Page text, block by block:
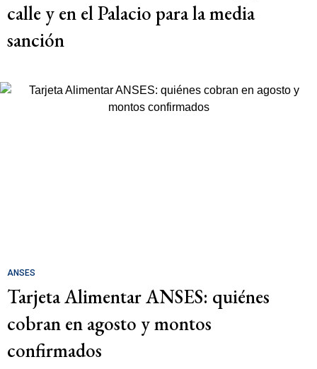
calle y en el Palacio para la media
sanción
ANSES
Tarjeta Alimentar ANSES: quiénes
cobran en agosto y montos
confirmados